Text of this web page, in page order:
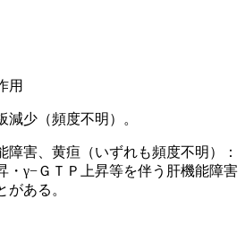
用
少（頻度不明）。
害、黄疸（いずれも頻度不明）：
・γ−ＧＴＰ上昇等を伴う肝機能障害
ある。